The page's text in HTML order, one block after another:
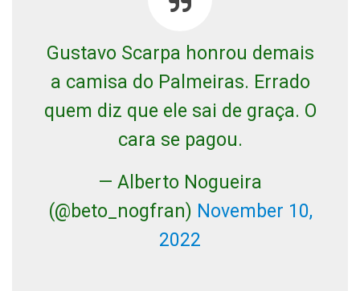
Gustavo Scarpa honrou demais
a camisa do Palmeiras. Errado
quem diz que ele sai de graça. O
cara se pagou.
— Alberto Nogueira
(@beto_nogfran) November 10,
2022